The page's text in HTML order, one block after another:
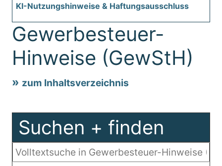
KI-Nutzungshinweise & Haftungsausschluss
Gewerbesteuer-
Hinweise (GewStH)
zum Inhaltsverzeichnis
Suchen + finden